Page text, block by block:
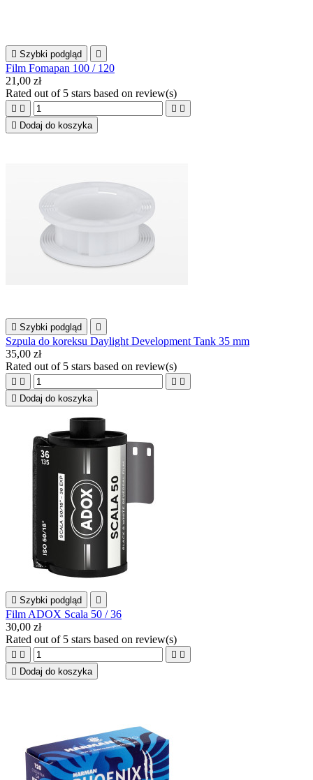
 Szybki podgląd 
Film Fomapan 100 / 120
21,00 zł
Rated out of 5 stars based on review(s)
   
 Dodaj do koszyka
 Szybki podgląd 
Szpula do koreksu Daylight Development Tank 35 mm
35,00 zł
Rated out of 5 stars based on review(s)
   
 Dodaj do koszyka
 Szybki podgląd 
Film ADOX Scala 50 / 36
30,00 zł
Rated out of 5 stars based on review(s)
   
 Dodaj do koszyka